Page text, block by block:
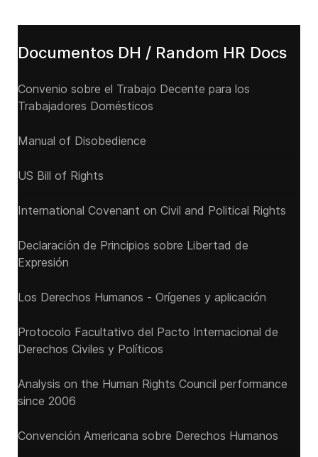
Documentos DH / Random HR Docs
Convenio sobre el Trabajo Decente para los
Trabajadores Domésticos
Manual of Disobedience
US Bill of Rights
International Covenant on Civil and Political Rights
Declaración de Principios sobre Libertad de
Expresión
Los Derechos Humanos - Orígenes y aplicación
Protocolo Facultativo del Pacto Internacional de
Derechos Civiles y Políticos
Analysis on the Human Rights Council performance
since 2006
Convención Americana sobre Derechos Humanos